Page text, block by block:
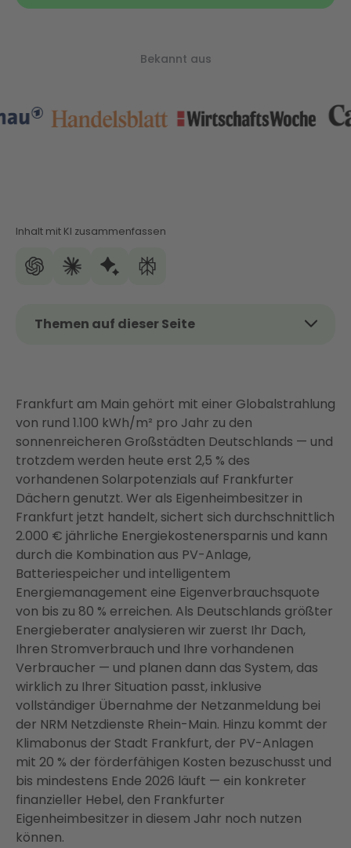
Bekannt aus
Inhalt mit KI zusammenfassen
Themen auf dieser Seite
Zahlen
Was kostet eine PV-Anlage in Frankfurt am Main?
Förderung in Frankfurt: Klimabonus, KfW und
Steuervorteile optimal nutzen
Einspeisevergütung 2026: Aktuelle Sätze und
warum 2026 das entscheidende Jahr ist
Dacheignung in Frankfurt — Altbau, Neubau, Ost-
West-Dach
Maximale Eigenverbrauchsquote: PV, Speicher und
Energiemanagement als System
So läuft Ihr PV-Projekt mit Enter in Frankfurt — von
der Beratung bis zur Inbetriebnahme
Photovoltaik in Frankfurt — worauf Sie beim
Anbietervergleich achten sollten
Fazit: Photovoltaik in Frankfurt am Main lohnt sich
— wenn das System stimmt
FAQ
Frankfurt am Main gehört mit einer Globalstrahlung
von rund 1.100 kWh/m² pro Jahr zu den
sonnenreicheren Großstädten Deutschlands — und
trotzdem werden heute erst 2,5 % des
vorhandenen Solarpotenzials auf Frankfurter
Dächern genutzt. Wer als Eigenheimbesitzer in
Frankfurt jetzt handelt, sichert sich durchschnittlich
2.000 € jährliche Energiekostenersparnis und kann
durch die Kombination aus PV-Anlage,
Batteriespeicher und intelligentem
Energiemanagement eine Eigenverbrauchsquote
von bis zu 80 % erreichen. Als Deutschlands größter
Energieberater analysieren wir zuerst Ihr Dach,
Ihren Stromverbrauch und Ihre vorhandenen
Verbraucher — und planen dann das System, das
wirklich zu Ihrer Situation passt, inklusive
vollständiger Übernahme der Netzanmeldung bei
der NRM Netzdienste Rhein-Main. Hinzu kommt der
Klimabonus der Stadt Frankfurt, der PV-Anlagen
mit 20 % der förderfähigen Kosten bezuschusst und
bis mindestens Ende 2026 läuft — ein konkreter
finanzieller Hebel, den Frankfurter
Eigenheimbesitzer in diesem Jahr noch nutzen
können.